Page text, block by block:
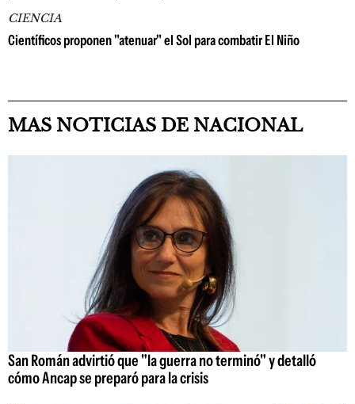
CIENCIA
Científicos proponen "atenuar" el Sol para combatir El Niño
MAS NOTICIAS DE NACIONAL
San Román advirtió que "la guerra no terminó" y detalló
cómo Ancap se preparó para la crisis